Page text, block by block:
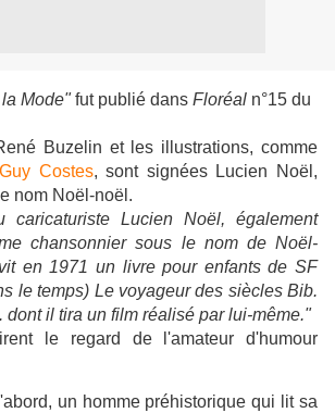
Mode"fut publié dans Floréal n°15 du
Buzelin et les illustrations, comme
Guy Costes,sont signées Lucien Noël,
nom Noël-noël.
caricaturiste Lucien Noël, également
chansonnier sous le nom de Noël-
en 1971 un livre pour enfants de SF
le temps) Le voyageur des siècles Bib.
dont il tira un film réalisé par lui-même."
le regard de l'amateur d'humour
un homme préhistorique qui lit sa